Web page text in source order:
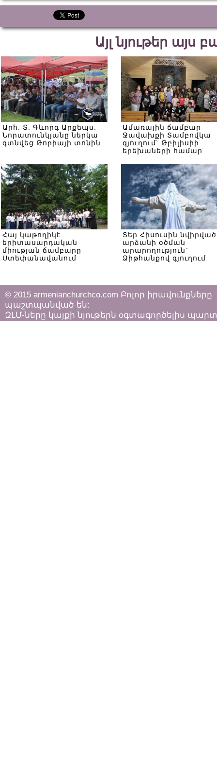
Այլ նյութեր այս
Արհ. Տ. Գևորգ Արքեպս.
Նորատունկյանը ներկա
գտնվեց Թորիայի տոնին
Ամառային ճամբար
Ջավախքի Տամբովկա
գյուղում` Թբիլիսիի
երեխաների համար
Հայ կաթողիկէ
երիտասարդական
միության ճամբարը
Ստեփանավանում
Տեր Հիսուսին նվիրված
արձանի օծման
արարողություն`
Ձիթհանքով գյուղում
© 2015 armenianchurchco.com Բոլոր իրավունքները
պաշտպանված են:
ԶԼՄ-ները կայքի նյութերն օգտագործելիս